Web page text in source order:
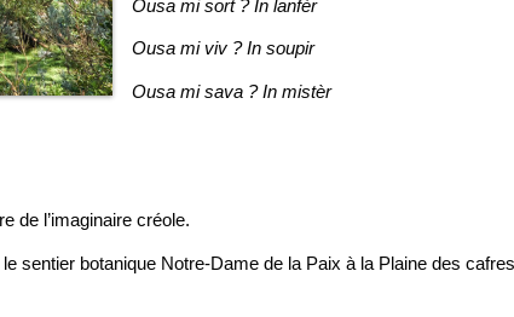
Ousa mi sort ? In lanfèr
Ousa mi viv ? In soupir
Ousa mi sava ? In mistèr
de l’imaginaire créole.
sentier botanique Notre-Dame de la Paix à la Plaine des